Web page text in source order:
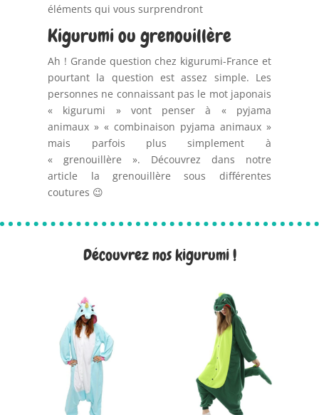
éléments qui vous surprendront
Kigurumi ou grenouillère
Ah ! Grande question chez kigurumi-France et
pourtant la question est assez simple. Les
personnes ne connaissant pas le mot japonais
« kigurumi » vont penser à « pyjama
animaux » « combinaison pyjama animaux »
mais parfois plus simplement à
« grenouillère ». Découvrez dans notre
article la grenouillère sous différentes
coutures 😉
Découvrez nos kigurumi !